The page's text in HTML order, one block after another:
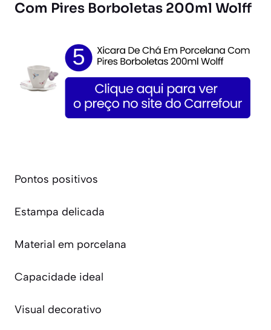
Com Pires Borboletas 200ml Wolff
Pontos positivos
Estampa delicada
Material em porcelana
Capacidade ideal
Visual decorativo